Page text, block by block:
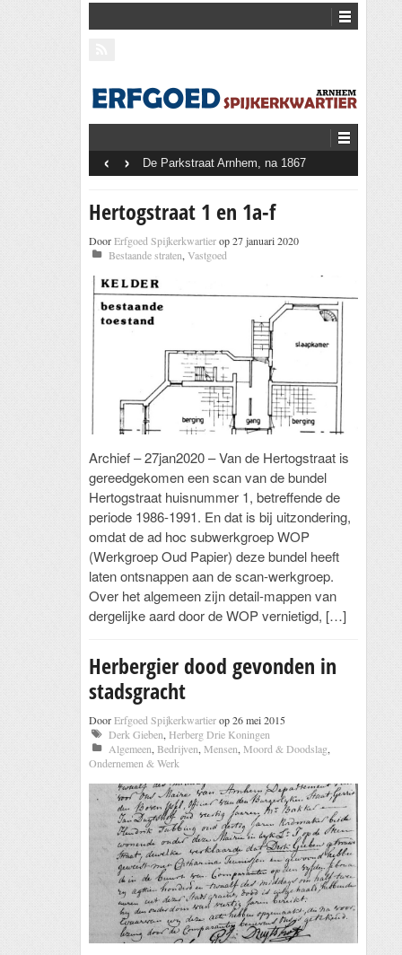
De Parkstraat Arnhem, na 1867
‹ ›
Hertogstraat 1 en 1a-f
DoorErfgoed Spijkerkwartierop 27 januari 2020
Bestaande straten, Vastgoed
Archief – 27jan2020 – Van de Hertogstraat is
gereedgekomen een scan van de bundel
Hertogstraat huisnummer 1, betreffende de
periode 1986-1991. En dat is bij uitzondering,
omdat de ad hoc subwerkgroep WOP
(Werkgroep Oud Papier) deze bundel heeft
laten ontsnappen aan de scan-werkgroep.
Over het algemeen zijn detail-mappen van
dergelijke aard door de WOP vernietigd, […]
Herbergier dood gevonden in
stadsgracht
DoorErfgoed Spijkerkwartierop 26 mei 2015
Derk Gieben, Herberg Drie Koningen
Algemeen, Bedrijven,Mensen,Moord & Doodslag,
Ondernemen & Werk